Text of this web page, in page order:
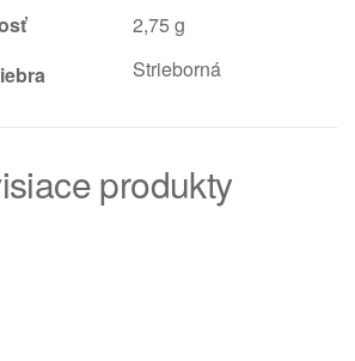
2,75 g
Strieborná
produkty